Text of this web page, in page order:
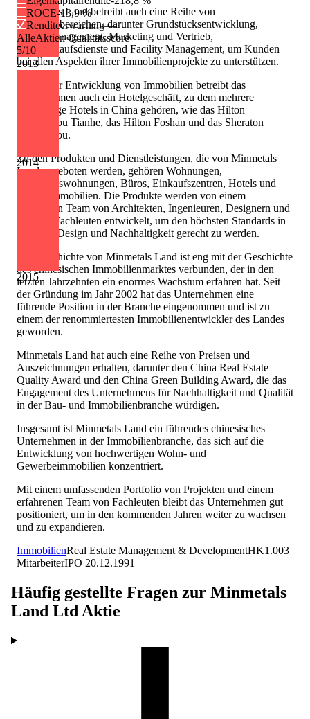
2013
2014
2015
ROCE-13,9 %
Renditeerwartung—
AlleAktien Qualitätsscore
5/10
Minmetals Land betreibt auch eine Reihe von
Geschäftsbereichen, darunter Grundstücksentwicklung,
Projektmanagement, Marketing und Vertrieb,
Nachverkaufsdienste und Facility Management, um Kunden
bei allen Aspekten ihrer Immobilienprojekte zu unterstützen.
Neben der Entwicklung von Immobilien betreibt das
Unternehmen auch ein Hotelgeschäft, zu dem mehrere
erstklassige Hotels in China gehören, wie das Hilton
Guangzhou Tianhe, das Hilton Foshan und das Sheraton
Guangzhou.
Zu den Produkten und Dienstleistungen, die von Minmetals
Land angeboten werden, gehören Wohnungen,
Eigentumswohnungen, Büros, Einkaufszentren, Hotels und
Freizeitimmobilien. Die Produkte werden von einem
erfahrenen Team von Architekten, Ingenieuren, Designern und
anderen Fachleuten entwickelt, um den höchsten Standards in
Qualität, Design und Nachhaltigkeit gerecht zu werden.
Die Geschichte von Minmetals Land ist eng mit der Geschichte
des chinesischen Immobilienmarktes verbunden, der in den
letzten Jahrzehnten ein enormes Wachstum erfahren hat. Seit
der Gründung im Jahr 2002 hat das Unternehmen eine
führende Position in der Branche eingenommen und ist zu
einem der renommiertesten Immobilienentwickler des Landes
geworden.
Minmetals Land hat auch eine Reihe von Preisen und
Auszeichnungen erhalten, darunter den China Real Estate
Quality Award und den China Green Building Award, die das
Engagement des Unternehmens für Nachhaltigkeit und Qualität
in der Bau- und Immobilienbranche würdigen.
Insgesamt ist Minmetals Land ein führendes chinesisches
Unternehmen in der Immobilienbranche, das sich auf die
Entwicklung von hochwertigen Wohn- und
Gewerbeimmobilien konzentriert.
Mit einem umfassenden Portfolio von Projekten und einem
erfahrenen Team von Fachleuten bleibt das Unternehmen gut
positioniert, um in den kommenden Jahren weiter zu wachsen
und zu expandieren.
ImmobilienReal Estate Management & DevelopmentHK1.003
MitarbeiterIPO 20.12.1991
Häufig gestellte Fragen zur Minmetals
Land LtdAktie